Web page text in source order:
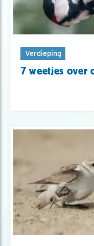
Verdieping
7 weetjes over